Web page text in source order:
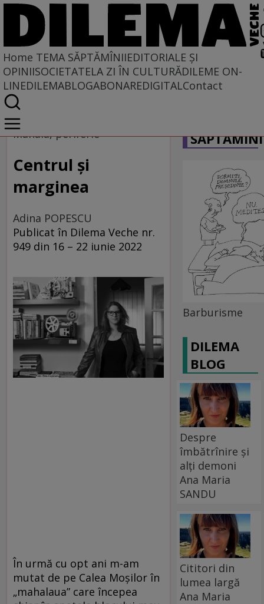
Home TEMA SĂPTĂMÎNIIEDITORIALE ȘI
OPINIISOCIETATELA ZI ÎN CULTURĂDILEME ON-
LINEDILEMABLOGABONAREDIGITALContact
Home
Tema săptămînii
Mahala, periferie
Centrul și
marginea
Adina POPESCU
Publicat în Dilema Veche nr.
949 din 16 – 22 iunie 2022
În urmă cu opt ani m-am
mutat de pe Calea Moșilor în
„mahalaua” care începea
Barburisme
DILEMA
BLOG
Despre
îmbătrînire și
alți demoni
Ana Maria
SANDU
Cititori din
lumea largă
Ana Maria